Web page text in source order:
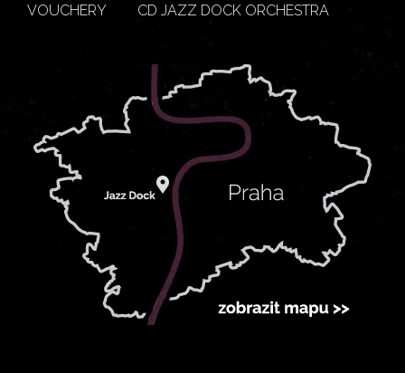
VOUCHERY
CD JAZZ DOCK ORCHESTRA